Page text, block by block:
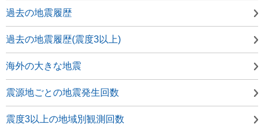
過去の地震履歴
過去の地震履歴(震度3以上)
海外の大きな地震
震源地ごとの地震発生回数
震度3以上の地域別観測回数